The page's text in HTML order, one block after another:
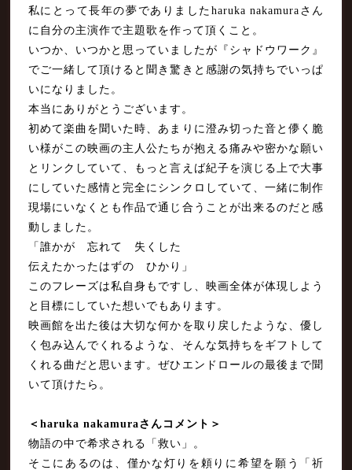
私にとって長年の夢でありましたharuka nakamuraさん
に自分の主演作で主題歌を作って頂くこと。
いつか、いつかと思っていましたが『シャドウワーク』
でご一緒して頂けると聞き驚きと感謝の気持ちでいっぱ
いになりました。
本当にありがとうございます。
初めて楽曲を聞いた時、あまりに澄み切った音と儚く脆
い様がこの映画の主人公たちが抱える痛みや密かな願い
とリンクしていて、もっと言えば紀子を演じる上で大事
にしていた感情と完全にシンクロしていて、一緒に制作
現場にいなくとも作品で通じ合うことが出来るのだと感
動しました。
「誰かが 忘れて 失くした
伝えたかったはずの ひかり」
このフレーズは私自身もですし、映画全体が体現しよう
と目標にしていた想いでもあります。
映画館を出た後は大切な何かを取り戻したような、優し
く包み込んでくれるような、そんな気持ちをギフトして
くれる曲だと思います。ぜひエンドロールの最後まで聞
いて頂けたら。
＜haruka nakamuraさんコメント＞
物語の中で希求される「救い」。
そこにあるのは、僅かな灯りを頼りに希望を願う「祈